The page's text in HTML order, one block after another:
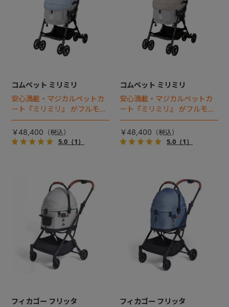
コムペット ミリミリ
安心満載・マジカルペットカ
ート『ミリミリ』 がフルモデ
ルチェンジ。 新機能「マジカ
ルフォールディング」搭載
￥48,400
5.0（1）
コムペット ミリミリ
安心満載・マジカルペットカ
ート『ミリミリ』 がフルモデ
ルチェンジ。 新機能「マジカ
ルフォールディング」搭載
￥48,400
5.0（1）
フィカゴー フリッタ
フィカゴー フリッタ